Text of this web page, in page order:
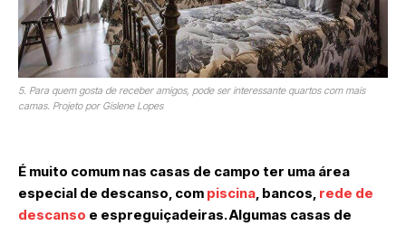
5. Para quem gosta de receber amigos, pode ser interessante quartos com mais
camas. Projeto por Gislene Lopes
É muito comum nas casas de campo ter uma área
especial de descanso, com piscina, bancos, rede de
descanso e espreguiçadeiras. Algumas casas de